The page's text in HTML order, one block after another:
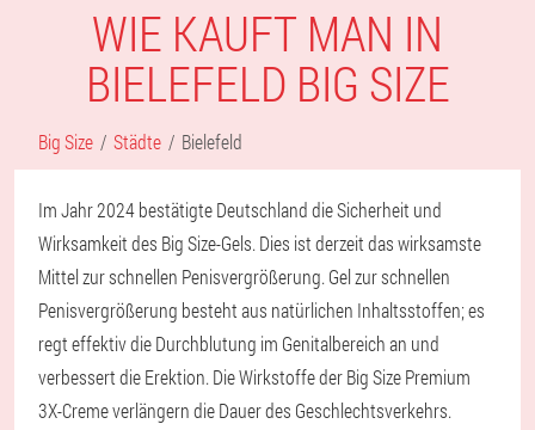
WIE KAUFT MAN IN
BIELEFELD BIG SIZE
Big Size Städte Bielefeld
Im Jahr 2024 bestätigte Deutschland die Sicherheit und
Wirksamkeit des Big Size-Gels. Dies ist derzeit das wirksamste
Mittel zur schnellen Penisvergrößerung. Gel zur schnellen
Penisvergrößerung besteht aus natürlichen Inhaltsstoffen; es
regt effektiv die Durchblutung im Genitalbereich an und
verbessert die Erektion. Die Wirkstoffe der Big Size Premium
3X-Creme verlängern die Dauer des Geschlechtsverkehrs.